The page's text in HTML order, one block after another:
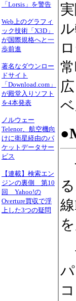
「Lorsis」を警告
Web上のグラフィ
ック技術「X3D」
が国際規格へと一
歩前進
著名なダウンロー
ドサイト
「Download.com」
が殿堂入りソフト
を4本発表
ノルウェー
Telenor、航空機向
けに衛星経由のパ
ケットデータサー
ビス
【連載】検索エン
ジンの裏側 第10
回 Yahoo!の
Overture買収で浮
上した3つの疑問